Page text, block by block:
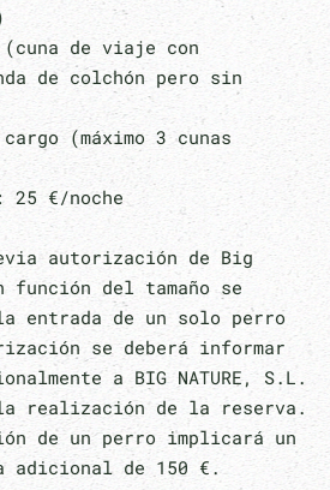
de viaje con
de colchón pero sin
(máximo 3 cunas
25 €/noche
autorización de Big
del tamaño se
entrada de un solo perro
se deberá informar
a BIG NATURE, S.L.
la realización de la reserva.
de un perro implicará un
adicional de 150 €.